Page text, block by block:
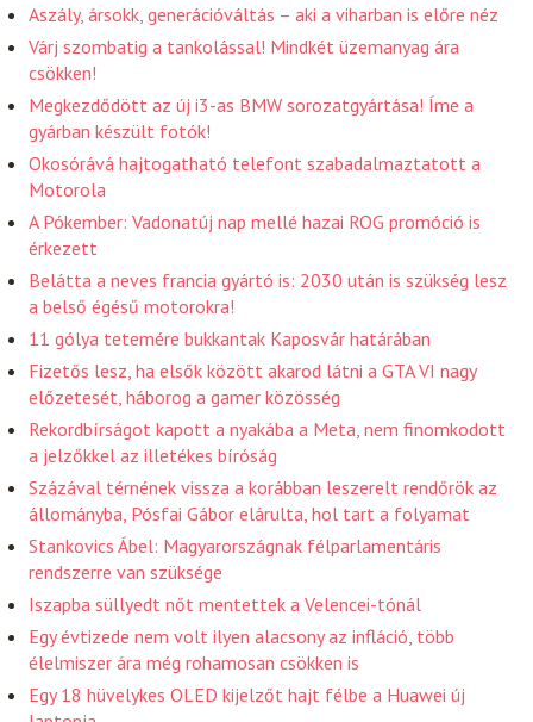
Aszály, ársokk, generációváltás – aki a viharban is előre néz
Várj szombatig a tankolással! Mindkét üzemanyag ára
csökken!
Megkezdődött az új i3-as BMW sorozatgyártása! Íme a
gyárban készült fotók!
Okosórává hajtogatható telefont szabadalmaztatott a
Motorola
A Pókember: Vadonatúj nap mellé hazai ROG promóció is
érkezett
Belátta a neves francia gyártó is: 2030 után is szükség lesz
a belső égésű motorokra!
11 gólya tetemére bukkantak Kaposvár határában
Fizetős lesz, ha elsők között akarod látni a GTA VI nagy
előzetesét, háborog a gamer közösség
Rekordbírságot kapott a nyakába a Meta, nem finomkodott
a jelzőkkel az illetékes bíróság
Százával térnének vissza a korábban leszerelt rendőrök az
állományba, Pósfai Gábor elárulta, hol tart a folyamat
Stankovics Ábel: Magyarországnak félparlamentáris
rendszerre van szüksége
Iszapba süllyedt nőt mentettek a Velencei-tónál
Egy évtizede nem volt ilyen alacsony az infláció, több
élelmiszer ára még rohamosan csökken is
Egy 18 hüvelykes OLED kijelzőt hajt félbe a Huawei új